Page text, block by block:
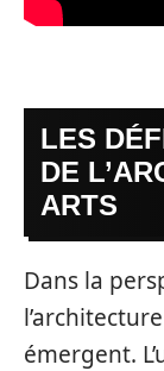
LES
DE
ARTS
Dans la
émergent.